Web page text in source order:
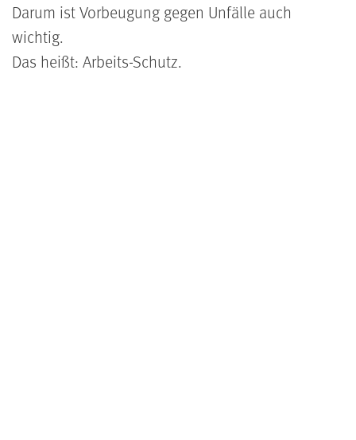
Darum ist Vorbeugung gegen Unfälle auch
wichtig.
Das heißt: Arbeits-Schutz.